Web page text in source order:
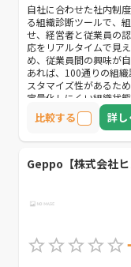
自社に合わせた社内制
る組織診断ツールで、
せ、経営者と従業員の
応をリアルタイムで見
め、従業員間の興味が
あれば、100通りの組
スタマイズ性があるた
定量化しにくい組織状
専任のカスタマーサク
や社内制度の浸透まで
比較する 詳し
Geppo【株式会社ヒ